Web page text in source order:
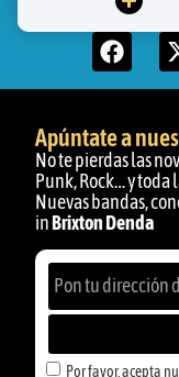
Apúntate a
No te pierdas las
Punk, Rock… y toda
Nuevas bandas,
inBrixton Denda
Por favor, acepta